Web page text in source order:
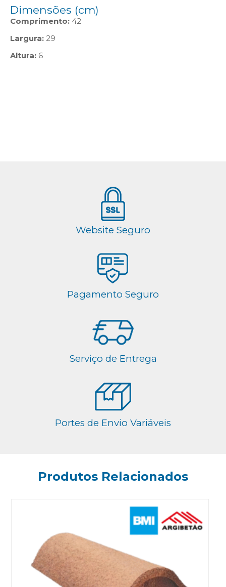
Dimensões (cm)
Comprimento: 42
Largura: 29
Altura: 6
Website Seguro
Pagamento Seguro
Serviço de Entrega
Portes de Envio Variáveis
Produtos Relacionados